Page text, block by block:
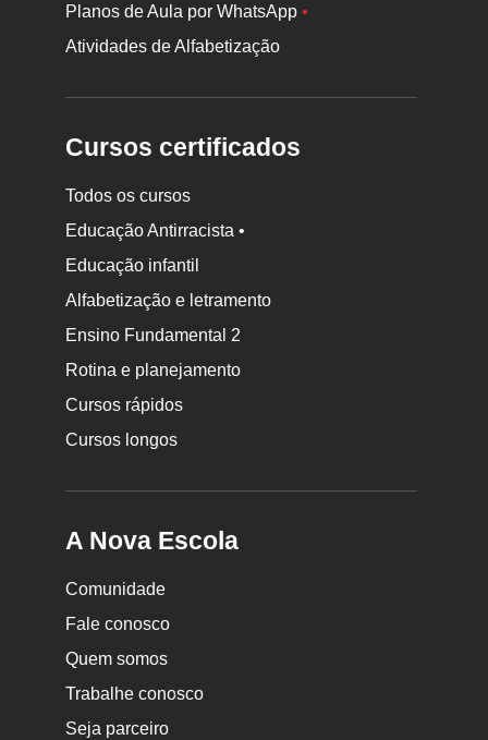
Planos de Aula por WhatsApp•
Atividades de Alfabetização
Cursos certificados
Todos os cursos
Educação Antirracista •
Educação infantil
Alfabetização e letramento
Ensino Fundamental 2
Rotina e planejamento
Cursos rápidos
Cursos longos
A Nova Escola
Comunidade
Fale conosco
Quem somos
Trabalhe conosco
Seja parceiro